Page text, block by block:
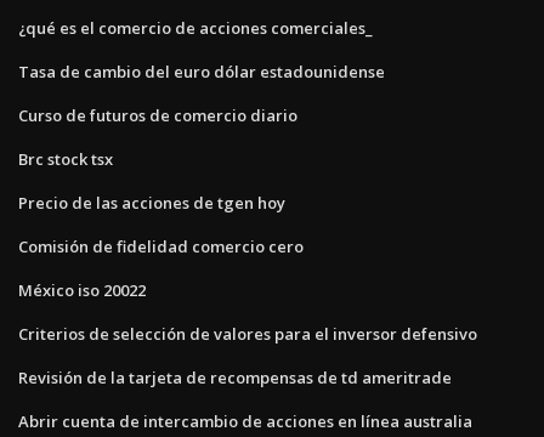
¿qué es el comercio de acciones comerciales_
Tasa de cambio del euro dólar estadounidense
Curso de futuros de comercio diario
Brc stock tsx
Precio de las acciones de tgen hoy
Comisión de fidelidad comercio cero
México iso 20022
Criterios de selección de valores para el inversor defensivo
Revisión de la tarjeta de recompensas de td ameritrade
Abrir cuenta de intercambio de acciones en línea australia